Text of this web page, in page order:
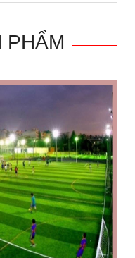
PHẨM